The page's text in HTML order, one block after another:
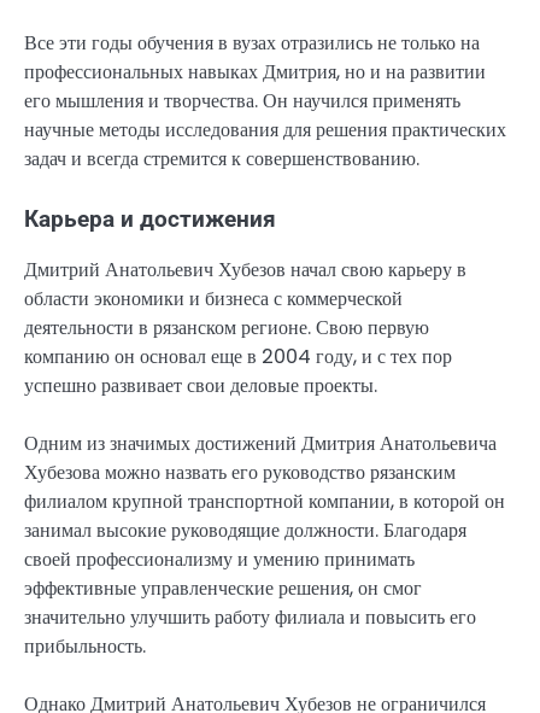
Все эти годы обучения в вузах отразились не только на
профессиональных навыках Дмитрия, но и на развитии
его мышления и творчества. Он научился применять
научные методы исследования для решения практических
задач и всегда стремится к совершенствованию.
Карьера и достижения
Дмитрий Анатольевич Хубезов начал свою карьеру в
области экономики и бизнеса с коммерческой
деятельности в рязанском регионе. Свою первую
компанию он основал еще в 2004 году, и с тех пор
успешно развивает свои деловые проекты.
Одним из значимых достижений Дмитрия Анатольевича
Хубезова можно назвать его руководство рязанским
филиалом крупной транспортной компании, в которой он
занимал высокие руководящие должности. Благодаря
своей профессионализму и умению принимать
эффективные управленческие решения, он смог
значительно улучшить работу филиала и повысить его
прибыльность.
Однако Дмитрий Анатольевич Хубезов не ограничился